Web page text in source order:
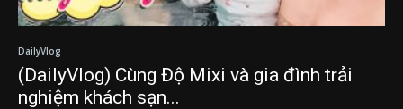
DailyVlog
(DailyVlog) Cùng Độ Mixi và gia đình trải
nghiệm khách sạn...